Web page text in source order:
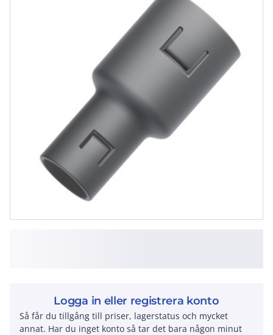
Logga in eller registrera konto
Så får du tillgång till priser, lagerstatus och mycket
annat. Har du inget konto så tar det bara någon minut